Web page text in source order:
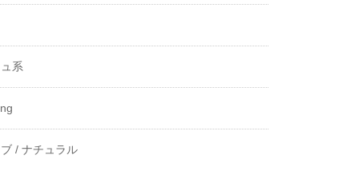
系
/ ナチュラル